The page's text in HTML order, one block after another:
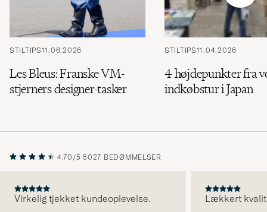
STILTIPS11.06.2026
Les Bleus: Franske VM-
stjerners designer-tasker
STILTIPS11.04.2026
4 højdepunkter fra
indkøbstur i Japan
4.70/5 5027 BEDØMMELSER
Virkelig tjekket kundeoplevelse. Lækkert